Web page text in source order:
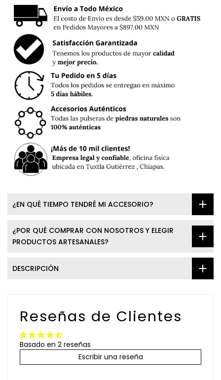
¿EN QUÉ TIEMPO TENDRÉ MI ACCESORIO?
¿POR QUÉ COMPRAR CON NOSOTROS Y ELEGIR
PRODUCTOS ARTESANALES?
DESCRIPCIÓN
Reseñas de Clientes
Basado en 2 reseñas
Escribir una reseña